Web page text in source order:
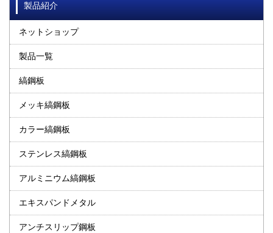
製品紹介
ネットショップ
製品一覧
縞鋼板
メッキ縞鋼板
カラー縞鋼板
ステンレス縞鋼板
アルミニウム縞鋼板
エキスパンドメタル
アンチスリップ鋼板